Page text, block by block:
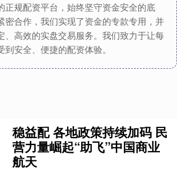
正规配资平台，始终坚守资金安全的底
密合作，我们实现了资金的专款专用，并
、高效的实盘交易服务。我们致力于让每
安全、便捷的配资体验。
稳益配 各地政策持续加码 民
营力量崛起“助飞”中国商业
航天